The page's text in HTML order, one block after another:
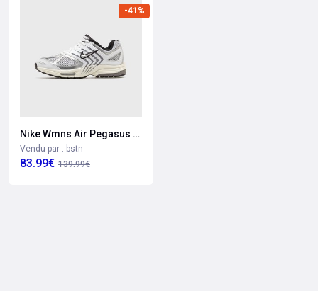
-41%
Nike Wmns Air Pegasus 2005
Vendu par : bstn
83.99€ 139.99€